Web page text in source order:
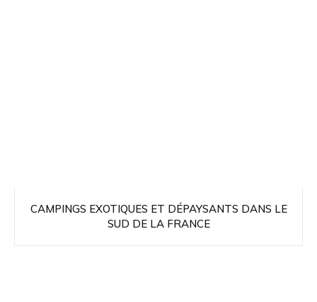
CAMPINGS EXOTIQUES ET DÉPAYSANTS DANS LE
SUD DE LA FRANCE